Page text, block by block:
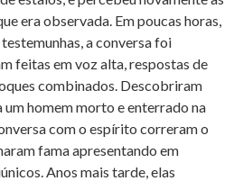
era observada. Em poucas horas,
a conversa foi
feitas em voz alta, respostas de
combinados. Descobriram
homem morto e enterrado na
com o espírito correram o
fama apresentando em
Anos mais tarde, elas